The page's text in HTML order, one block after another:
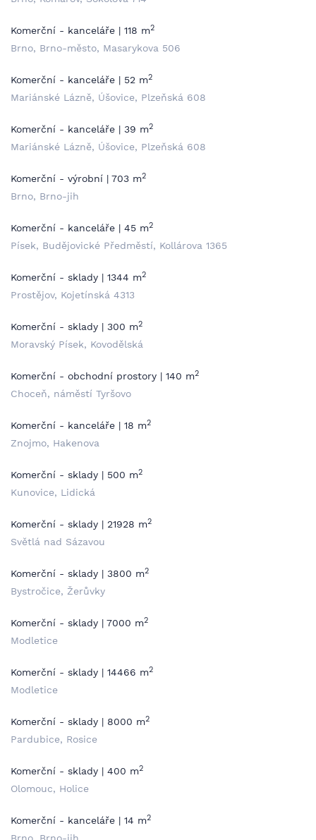
Komerční - kanceláře | 118 m2
Brno, Brno-město, Masarykova 506
Komerční - kanceláře | 52 m2
Mariánské Lázně, Úšovice, Plzeňská 608
Komerční - kanceláře | 39 m2
Mariánské Lázně, Úšovice, Plzeňská 608
Komerční - výrobní | 703 m2
Brno, Brno-jih
Komerční - kanceláře | 45 m2
Písek, Budějovické Předměstí, Kollárova 1365
Komerční - sklady | 1344 m2
Prostějov, Kojetínská 4313
Komerční - sklady | 300 m2
Moravský Písek, Kovodělská
Komerční - obchodní prostory | 140 m2
Choceň, náměstí Tyršovo
Komerční - kanceláře | 18 m2
Znojmo, Hakenova
Komerční - sklady | 500 m2
Kunovice, Lidická
Komerční - sklady | 21928 m2
Světlá nad Sázavou
Komerční - sklady | 3800 m2
Bystročice, Žerůvky
Komerční - sklady | 7000 m2
Modletice
Komerční - sklady | 14466 m2
Modletice
Komerční - sklady | 8000 m2
Pardubice, Rosice
Komerční - sklady | 400 m2
Olomouc, Holice
Komerční - kanceláře | 14 m2